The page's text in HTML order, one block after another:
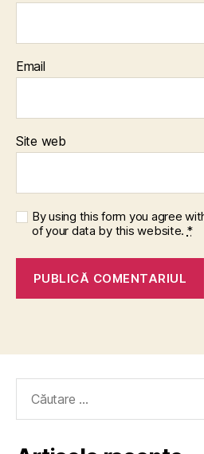
Email
Site web
By using this form you agree
of your data by this website. *
după: